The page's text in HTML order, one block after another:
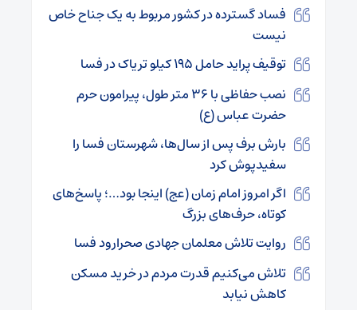
فساد گسترده در کشور مربوط به یک جناح خاص
نیست
توقیف پراید حامل ۱۹۵ کیلو تریاک در فسا
نصب حفاظی با ۳۶ متر طول، پیرامون حرم
حضرت عباس (ع)
بارش برف پس از سال‌ها، شهرستان فسا را
سفیدپوش کرد
اگر امروز امام زمان (عج) اینجا بود…؛ پاسخ‌های
کوتاه، حرف‌های بزرگ
روایت تلاش معلمان جهادی صحرارود فسا
تلاش می‌کنیم قدرت مردم در خرید مسکن
کاهش نیابد